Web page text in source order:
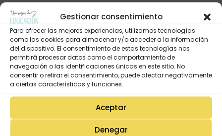
Gestionar consentimiento
Para ofrecer las mejores experiencias, utilizamos tecnologías
como las cookies para almacenar y/o acceder a la información
del dispositivo. El consentimiento de estas tecnologías nos
permitirá procesar datos como el comportamiento de
navegación o las identificaciones únicas en este sitio. No
consentir o retirar el consentimiento, puede afectar negativamente
a ciertas características y funciones.
Aceptar
Denegar